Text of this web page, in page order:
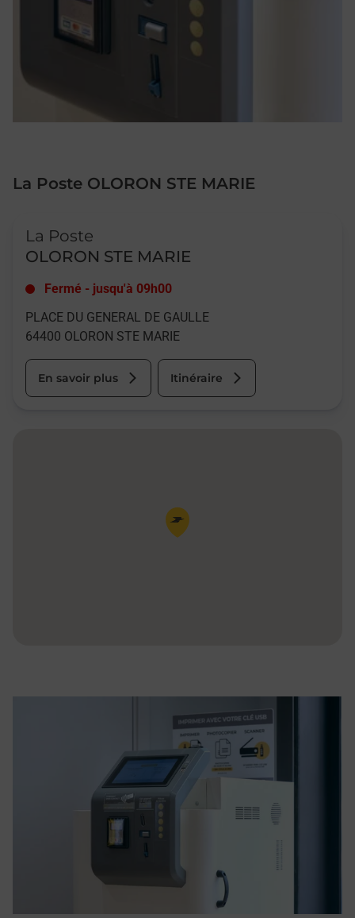
La Poste OLORON STE MARIE
La Poste
OLORON STE MARIE
Fermé - jusqu'à 09h00
PLACE DU GENERAL DE GAULLE
64400 OLORON STE MARIE
En savoir plus Itinéraire
Pin de la carte